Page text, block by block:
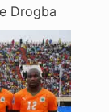
Drogba